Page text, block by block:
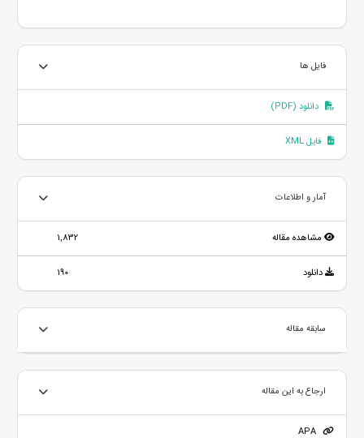
فایل ها
دانلود (PDF)
فایل XML
آمار و اطلاعات
مشاهده مقاله 1,832
دانلود 190
سابقه مقاله
ارجاع به این مقاله
APA